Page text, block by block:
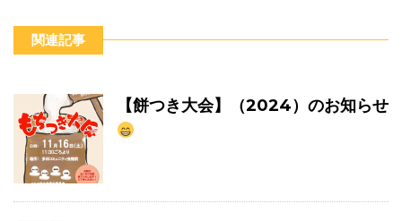
関連記事
【餅つき大会】（2024）のお知らせ